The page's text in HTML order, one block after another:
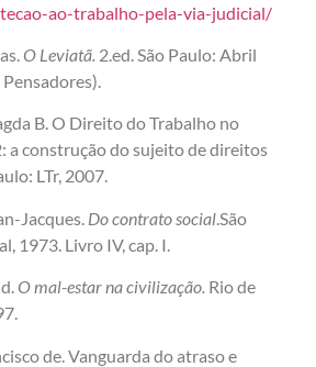
ao-trabalho-pela-via-judicial/
O Leviatã. 2.ed. São Paulo: Abril
B. O Direito do Trabalho no
a construção do sujeito de direitos
LTr, 2007.
Jacques. Do contrato social.São
1973. Livro IV, cap. I.
O mal-estar na civilização. Rio de
de. Vanguarda do atraso e